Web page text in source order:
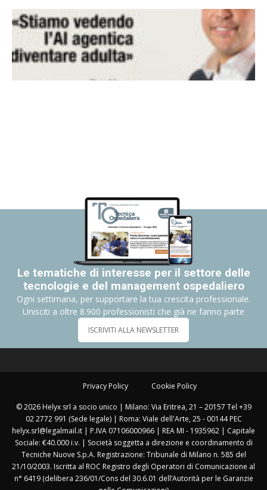
Le tematiche di interesse per il settore delle
tecnologie e del management ospedaliero
Ogni settimana, per supportare la tua crescita professionale.
Unisciti a oltre 8.900 professionisti che già ne fanno parte
ISCRIVITI ALLA NEWSLETTER
Privacy Policy Cookie Policy
© 2026 Helyx srl a socio unico | Milano: Via Eritrea, 21 – 20157 Tel +39
02 2772 991 (Sede legale) | Roma: Viale dell'Arte, 25 - 00144 PEC
helyx.srl@legalmail.it | P.IVA 07106000966 | REA MI - 1935962 | Capitale
Sociale: €40.000 i.v. | Società soggetta a direzione e coordinamento di
Tecniche Nuove S.p.A. Registrazione: Tribunale di Milano n. 585 del
21/10/2003. Iscritta al ROC Registro degli Operatori di Comunicazione al
n° 6419 (delibera 236/01/Cons del 30.6.01 dell’Autorità per le Garanzie